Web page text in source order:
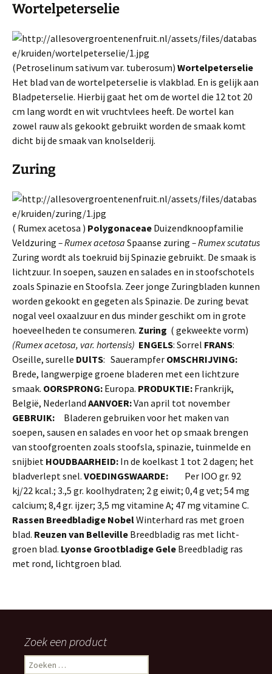
Wortelpeterselie
(Petroselinum sativum var. tuberosum) Wortelpeterselie
Het blad van de wortelpeterselie is vlakblad. En is gelijk aan
Bladpeterselie. Hierbij gaat het om de wortel die 12 tot 20
cm lang wordt en wit vruchtvlees heeft. De wortel kan
zowel rauw als gekookt gebruikt worden de smaak komt
dicht bij de smaak van knolselderij.
Zuring
( Rumex acetosa ) Polygonaceae Duizendknoopfamilie
Veldzuring – Rumex acetosa Spaanse zuring – Rumex scutatus
Zuring wordt als toekruid bij Spinazie gebruikt. De smaak is
lichtzuur. In soepen, sauzen en salades en in stoofschotels
zoals Spinazie en Stoofsla. Zeer jonge Zuringbladen kunnen
worden gekookt en gegeten als Spinazie. De zuring bevat
nogal veel oxaalzuur en dus minder geschikt om in grote
hoe­veelheden te consumeren. Zuring ( gekweekte vorm)
(Rumex acetosa, var. hortensis) ENGELS: Sorrel FRANS:
Oseille, surelle DUlTS: Sauerampfer OMSCHRIJVING:
Brede, langwerpige groene bladeren met een lichtzure
smaak. OORSPRONG: Europa. PRODUKTIE: Frankrijk,
België, Nederland AANVOER:Van april tot november
GEBRUIK: Bladeren gebrui­ken voor het maken van
soepen, sausen en salades en voor het op smaak brengen
van stoofgroenten zoals stoofsla, spinazie, tuinmelde en
snijbiet HOUDBAARHEID: In de koelkast 1 tot 2 dagen; het
bladverlept snel. VOEDINGSWAARDE: Per IOO gr. 92
kj/22 kcal.; 3.,5 gr. koolhydraten; 2 g eiwit; 0,4 g vet; 54 mg
calcium; 8,4 gr. ijzer; 3,5 mg vita­mine A; 47 mg vitamine C.
Rassen Breedbladige NobelWinterhard ras met groen
blad. Reuzen van Belleville Breedbladig ras met licht­
groen blad. Lyonse Grootbladige Gele Breedbladig ras
met rond, lichtgroen blad.
Zoek een product
Zoeken